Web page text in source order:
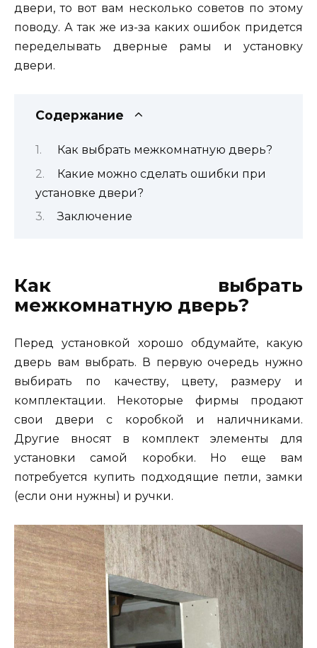
двери, то вот вам несколько советов по этому
поводу. А так же из-за каких ошибок придется
переделывать дверные рамы и установку
двери.
Содержание
Как выбрать межкомнатную дверь?
Какие можно сделать ошибки при
установке двери?
Заключение
Как выбрать
межкомнатную дверь?
Перед установкой хорошо обдумайте, какую
дверь вам выбрать. В первую очередь нужно
выбирать по качеству, цвету, размеру и
комплектации. Некоторые фирмы продают
свои двери с коробкой и наличниками.
Другие вносят в комплект элементы для
установки самой коробки. Но еще вам
потребуется купить подходящие петли, замки
(если они нужны) и ручки.